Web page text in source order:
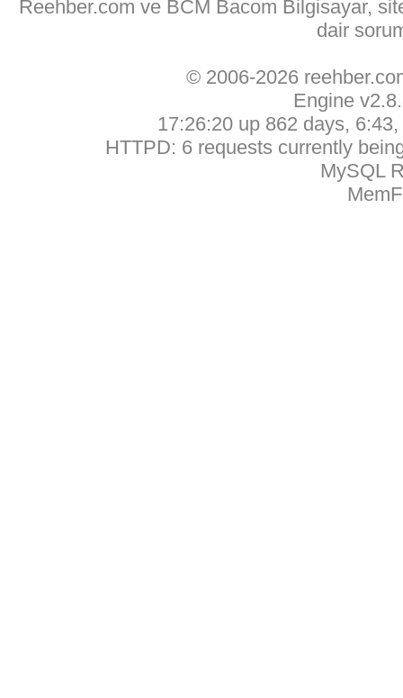
Reehber.com ve BCM Bacom Bilgisayar,
dair
© 2006-2026
Engine
17:26:20 up 862 days,
HTTPD: 6 requests currently
MySQL